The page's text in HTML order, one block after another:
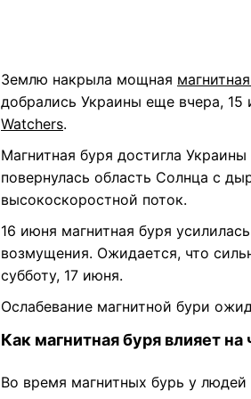
Землю накрыла мощная
добрались Украины еще вчера,
Watchers.
Магнитная буря достигла
повернулась область Солнца с
высокоскоростной поток.
16 июня магнитная буря
возмущения. Ожидается, что
субботу, 17 июня.
Ослабевание магнитной бури
Как магнитная буря влияет на
Во время магнитных бурь у